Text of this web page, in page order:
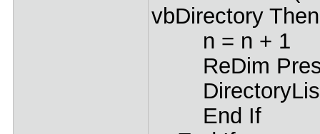
vbDirectory Then
n = n + 1
ReDim
End If